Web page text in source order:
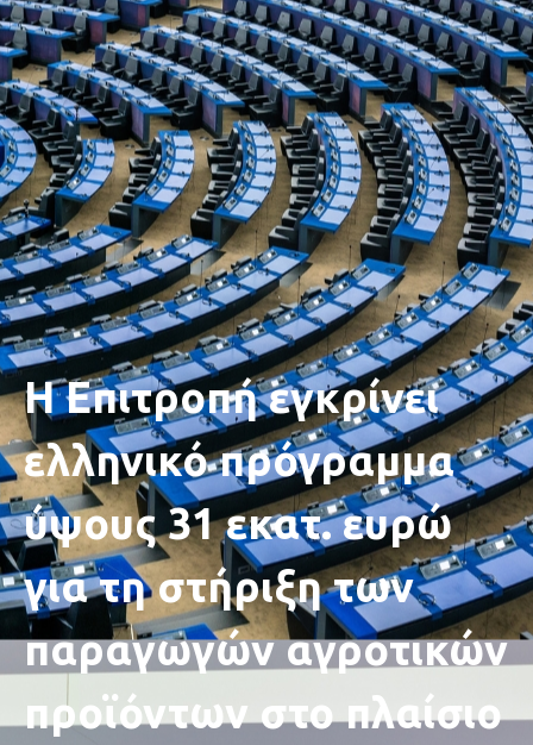
Η Επιτροπή εγκρίνει
ελληνικό πρόγραμμα
ύψους 31 εκατ. ευρώ
για τη στήριξη των
παραγωγών αγροτικών
προϊόντων στο πλαίσιο